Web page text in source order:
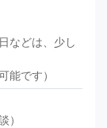
などは、少し
能です）
）